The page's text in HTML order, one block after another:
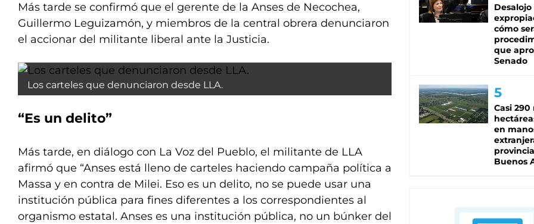
Más tarde se confirmó que el gerente de la Anses de Necochea,
Guillermo Leguizamón, y miembros de la central obrera denunciaron
el accionar del militante liberal ante la Justicia.
Los carteles que denunciaron desde LLA.
“Es un delito”
Más tarde, en diálogo con La Voz del Pueblo, el militante de LLA
afirmó que “Anses está lleno de carteles haciendo campaña política a
Massa y en contra de Milei. Eso es un delito, no se puede usar una
institución pública para fines diferentes a los correspondientes al
organismo estatal. Anses es una institución pública, no un búnker del
cómo
que
Senado
Casi 290
en
Buenos